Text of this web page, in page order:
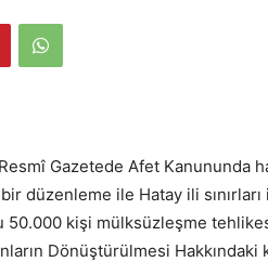
Gazetede Afet Kanununda
düzenleme ile Hatay ili
kişi mülksüzleşme
Dönüştürülmesi Hakkındaki